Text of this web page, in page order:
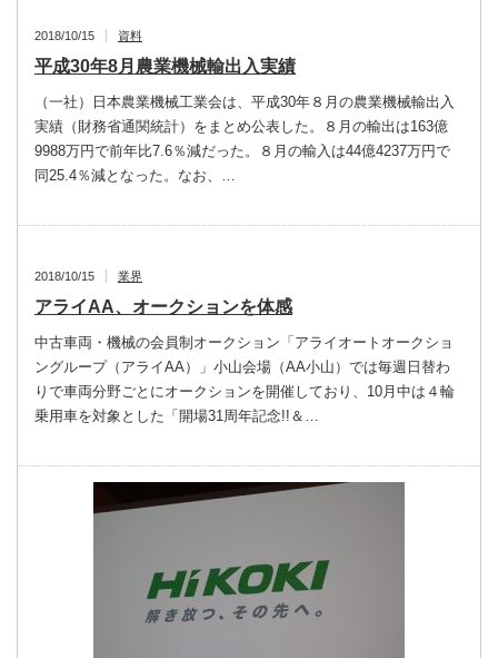
2018/10/15 資料
平成30年8月農業機械輸出入実績
（一社）日本農業機械工業会は、平成30年８月の農業機械輸出入
実績（財務省通関統計）をまとめ公表した。８月の輸出は163億
9988万円で前年比7.6％減だった。８月の輸入は44億4237万円で
同25.4％減となった。なお、…
2018/10/15 業界
アライAA、オークションを体感
中古車両・機械の会員制オークション「アライオートオークショ
ングループ（アライAA）」小山会場（AA小山）では毎週日替わ
りで車両分野ごとにオークションを開催しており、10月中は４輪
乗用車を対象とした「開場31周年記念!!＆…